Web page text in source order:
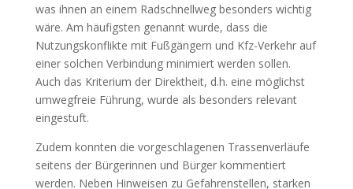
was ihnen an einem Radschnellweg besonders wichtig
wäre. Am häufigsten genannt wurde, dass die
Nutzungskonflikte mit Fußgängern und Kfz-Verkehr auf
einer solchen Verbindung minimiert werden sollen.
Auch das Kriterium der Direktheit, d.h. eine möglichst
umwegfreie Führung, wurde als besonders relevant
eingestuft.
Zudem konnten die vorgeschlagenen Trassenverläufe
seitens der Bürgerinnen und Bürger kommentiert
werden. Neben Hinweisen zu Gefahrenstellen, starken